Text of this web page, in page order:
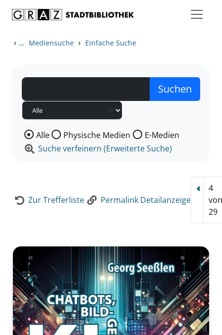
› ... Mediensuche › Einfache Suche
Wählen Sie die Medienart nach der Sie suchen wollen.
Alle Physische Medien
E-Medien
Suche verfeinern (Erweiterte Suche)
Zur Trefferliste Permalink Detailanzeige
4
29